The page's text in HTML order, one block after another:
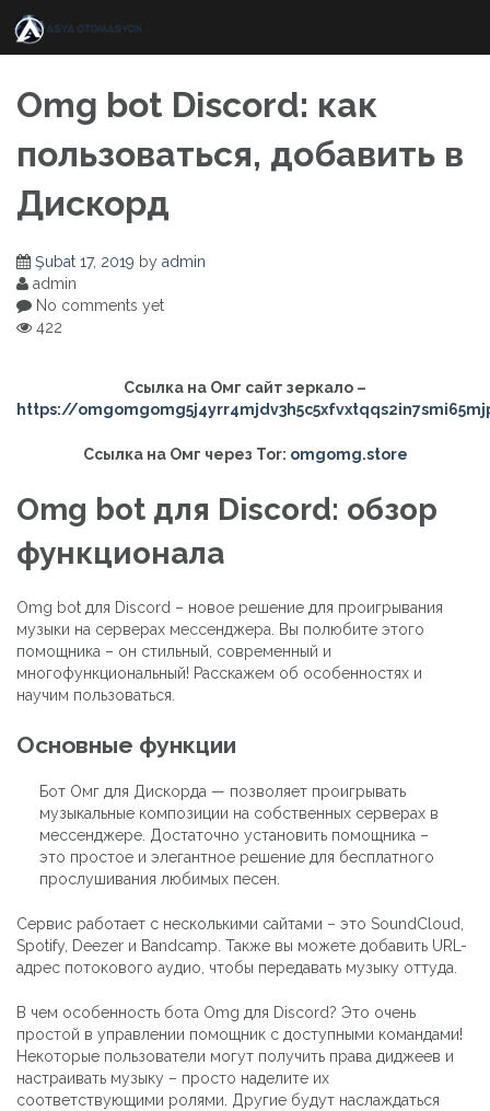
content
Omg bot Discord: как
пользоваться, добавить в
Дискорд
Şubat 17, 2019 by admin
admin
No comments yet
422
Ссылка на Омг сайт зеркало –
https://
Ссылка на Омг через Tor: omgomg.store
Omg bot для Discord: обзор
функционала
Omg bot для Discord – новое решение для проигрывания
музыки на серверах мессенджера. Вы полюбите этого
помощника – он стильный, современный и
многофункциональный! Расскажем об особенностях и
научим пользоваться.
Основные функции
Бот Омг для Дискорда — позволяет проигрывать
музыкальные композиции на собственных серверах в
мессенджере. Достаточно установить помощника –
это простое и элегантное решение для бесплатного
прослушивания любимых песен.
Сервис работает с несколькими сайтами – это SoundCloud,
Spotify, Deezer и Bandcamp. Также вы можете добавить URL-
адрес потокового аудио, чтобы передавать музыку оттуда.
В чем особенность бота Omg для Discord? Это очень
простой в управлении помощник с доступными командами!
Некоторые пользователи могут получить права диджеев и
настраивать музыку – просто наделите их
соответствующими ролями. Другие будут наслаждаться